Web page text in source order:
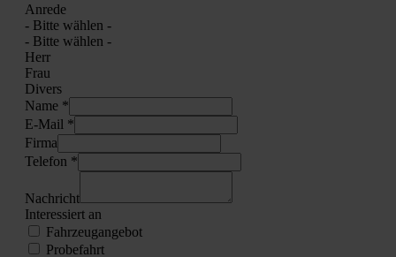
Anre­de
- Bit­te wäh­len -
- Bit­te wäh­len -
Herr
Frau
Divers
Name *
E‑Mail *
Fir­ma
Tele­fon *
Nach­richt
Inter­es­siert an
Fahr­zeug­an­ge­bot
Pro­be­fahrt